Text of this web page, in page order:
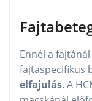
Ennél a
fajtaspecifikus
elfajulás. A